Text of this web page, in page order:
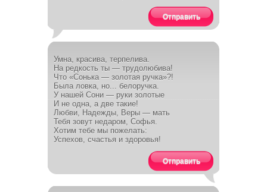
Отправить
Умна, красива, терпелива.
На редкость ты — трудолюбива!
Что «Сонька — золотая ручка»?!
Была ловка, но... белоручка.
У нашей Сони — руки золотые
И не одна, а две такие!
Любви, Надежды, Веры — мать
Тебя зовут недаром, Софья.
Хотим тебе мы пожелать:
Успехов, счастья и здоровья!
Отправить